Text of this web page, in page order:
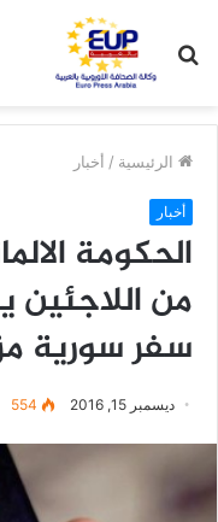
عن
الرئيسية / أخبار
أخبار
من
سفر سورية
ديسمبر 15, 2016 554